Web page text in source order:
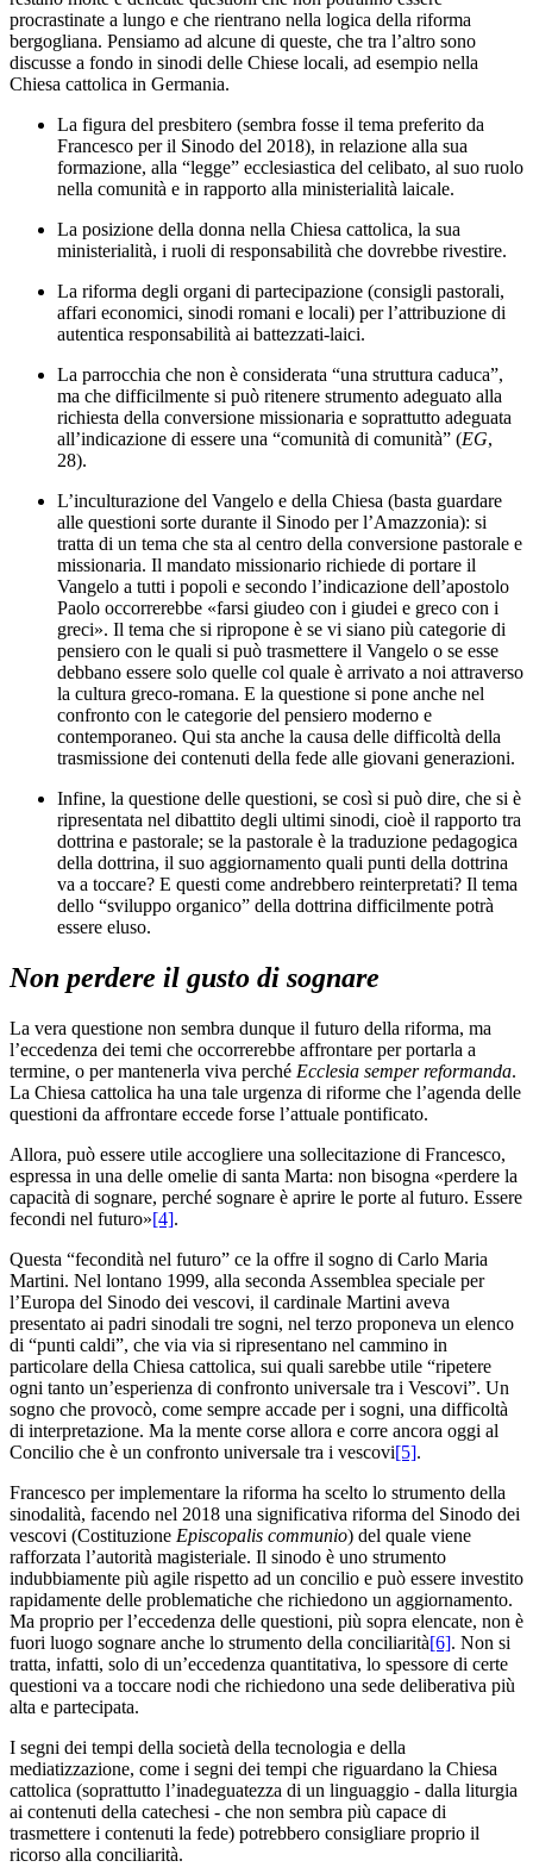
procrastinate a lungo e che rientrano nella logica della riforma
bergogliana. Pensiamo ad alcune di queste, che tra l’altro sono
discusse a fondo in sinodi delle Chiese locali, ad esempio nella
Chiesa cattolica in Germania.
La figura del presbitero (sembra fosse il tema preferito da
Francesco per il Sinodo del 2018), in relazione alla sua
formazione, alla “legge” ecclesiastica del celibato, al suo ruolo
nella comunità e in rapporto alla ministerialità laicale.
La posizione della donna nella Chiesa cattolica, la sua
ministerialità, i ruoli di responsabilità che dovrebbe rivestire.
La riforma degli organi di partecipazione (consigli pastorali,
affari economici, sinodi romani e locali) per l’attribuzione di
autentica responsabilità ai battezzati-laici.
La parrocchia che non è considerata “una struttura caduca”,
ma che difficilmente si può ritenere strumento adeguato alla
richiesta della conversione missionaria e soprattutto adeguata
all’indicazione di essere una “comunità di comunità” (EG,
28).
L’inculturazione del Vangelo e della Chiesa (basta guardare
alle questioni sorte durante il Sinodo per l’Amazzonia): si
tratta di un tema che sta al centro della conversione pastorale e
missionaria. Il mandato missionario richiede di portare il
Vangelo a tutti i popoli e secondo l’indicazione dell’apostolo
Paolo occorrerebbe «farsi giudeo con i giudei e greco con i
greci». Il tema che si ripropone è se vi siano più categorie di
pensiero con le quali si può trasmettere il Vangelo o se esse
debbano essere solo quelle col quale è arrivato a noi attraverso
la cultura greco-romana. E la questione si pone anche nel
confronto con le categorie del pensiero moderno e
contemporaneo. Qui sta anche la causa delle difficoltà della
trasmissione dei contenuti della fede alle giovani generazioni.
Infine, la questione delle questioni, se così si può dire, che si è
ripresentata nel dibattito degli ultimi sinodi, cioè il rapporto tra
dottrina e pastorale; se la pastorale è la traduzione pedagogica
della dottrina, il suo aggiornamento quali punti della dottrina
va a toccare? E questi come andrebbero reinterpretati? Il tema
dello “sviluppo organico” della dottrina difficilmente potrà
essere eluso.
Non perdere il gusto di sognare
La vera questione non sembra dunque il futuro della riforma, ma
l’eccedenza dei temi che occorrerebbe affrontare per portarla a
termine, o per mantenerla viva perché Ecclesia semper reformanda.
La Chiesa cattolica ha una tale urgenza di riforme che l’agenda delle
questioni da affrontare eccede forse l’attuale pontificato.
Allora, può essere utile accogliere una sollecitazione di Francesco,
espressa in una delle omelie di santa Marta: non bisogna «perdere la
capacità di sognare, perché sognare è aprire le porte al futuro. Essere
fecondi nel futuro»[4].
Questa “fecondità nel futuro” ce la offre il sogno di Carlo Maria
Martini. Nel lontano 1999, alla seconda Assemblea speciale per
l’Europa del Sinodo dei vescovi, il cardinale Martini aveva
presentato ai padri sinodali tre sogni, nel terzo proponeva un elenco
di “punti caldi”, che via via si ripresentano nel cammino in
particolare della Chiesa cattolica, sui quali sarebbe utile “ripetere
ogni tanto un’esperienza di confronto universale tra i Vescovi”. Un
sogno che provocò, come sempre accade per i sogni, una difficoltà
di interpretazione. Ma la mente corse allora e corre ancora oggi al
Concilio che è un confronto universale tra i vescovi[5].
Francesco per implementare la riforma ha scelto lo strumento della
sinodalità, facendo nel 2018 una significativa riforma del Sinodo dei
vescovi (Costituzione Episcopalis communio) del quale viene
rafforzata l’autorità magisteriale. Il sinodo è uno strumento
indubbiamente più agile rispetto ad un concilio e può essere investito
rapidamente delle problematiche che richiedono un aggiornamento.
Ma proprio per l’eccedenza delle questioni, più sopra elencate, non è
fuori luogo sognare anche lo strumento della conciliarità[6]. Non si
tratta, infatti, solo di un’eccedenza quantitativa, lo spessore di certe
questioni va a toccare nodi che richiedono una sede deliberativa più
alta e partecipata.
I segni dei tempi della società della tecnologia e della
mediatizzazione, come i segni dei tempi che riguardano la Chiesa
cattolica (soprattutto l’inadeguatezza di un linguaggio - dalla liturgia
ai contenuti della catechesi - che non sembra più capace di
trasmettere i contenuti la fede) potrebbero consigliare proprio il
ricorso alla conciliarità.